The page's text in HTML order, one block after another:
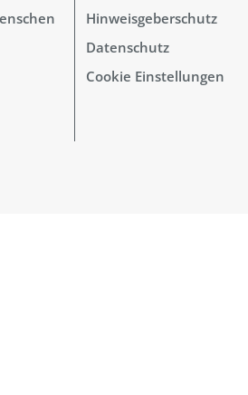
Hinweisgeberschutz
Datenschutz
Cookie Einstellungen